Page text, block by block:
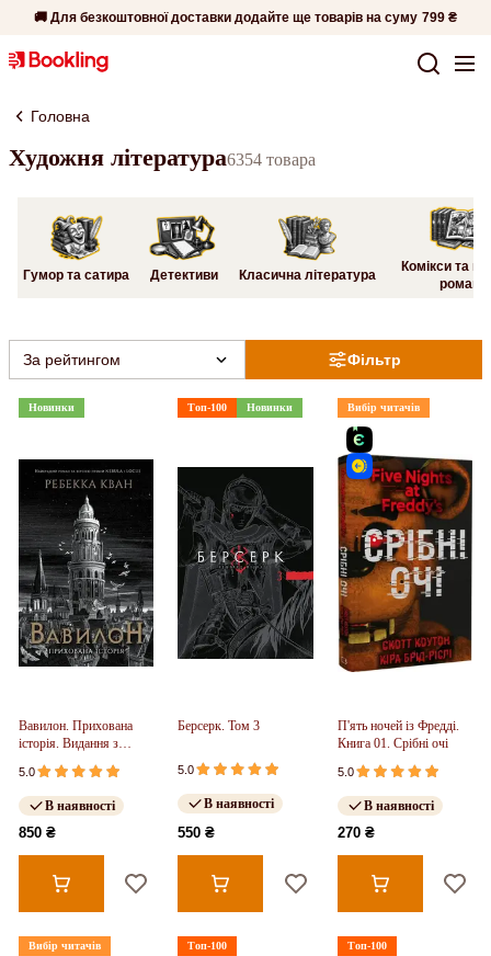
🚚 Для безкоштовної доставки додайте ще товарів на суму 799 ₴
Головна
Художня література6354 товара
Гумор та сатира Детективи Класична література
Комікси та
романи
Фільтр
За рейтингом
Новинки
Вавилон. Прихована
історія. Видання з
ілюстрованим зрізом
(у)
5.0
В наявності
850 ₴
Топ-100 Новинки
Берсерк. Том 3
5.0
В наявності
550 ₴
Вибір читачів
П'ять ночей із Фредді.
Книга 01. Срібні очі
5.0
В наявності
270 ₴
Вибір читачів Топ-100 Топ-100